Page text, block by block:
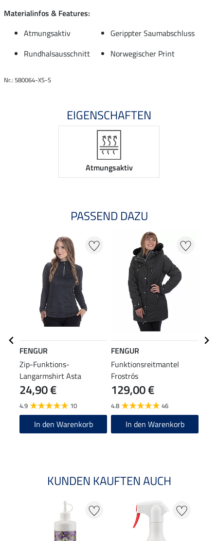
Materialinfos & Features:
Atmungsaktiv
Gerippter Saumabschluss
Rundhalsausschnitt
Norwegischer Print
Nr.: 580064-XS-S
EIGENSCHAFTEN
Atmungsaktiv
PASSEND DAZU
FENGUR
Zip-Funktions-
Langarmshirt Asta
24,90 €
4.9 10
In den Warenkorb
FENGUR
Funktionsreitmantel
Frostrós
129,00 €
4.8 46
In den Warenkorb
KUNDEN KAUFTEN AUCH